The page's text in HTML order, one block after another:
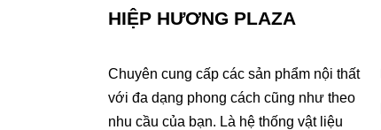
HIỆP HƯƠNG PLAZA
Chuyên cung cấp các sản phẩm nội thất
với đa dạng phong cách cũng như theo
nhu cầu của bạn. Là hệ thống vật liệu